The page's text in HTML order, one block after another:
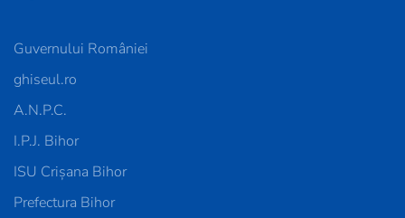
Guvernului României
ghiseul.ro
A.N.P.C.
I.P.J. Bihor
ISU Crișana Bihor
Prefectura Bihor